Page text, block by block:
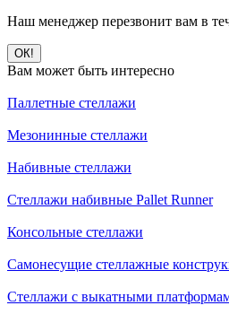
Наш менеджер перезвонит вам в
ОК!
Вам может быть интересно
Паллетные стеллажи
Мезонинные стеллажи
Набивные стеллажи
Стеллажи набивные Pallet Runner
Консольные стеллажи
Самонесущие стеллажные
Стеллажи с выкатными